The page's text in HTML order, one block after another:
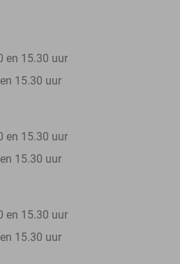
en 15.30 uur
15.30 uur
en 15.30 uur
15.30 uur
en 15.30 uur
15.30 uur